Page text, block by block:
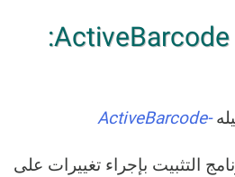
ActiveBarcode-
التثبيت بإجراء تغييرات على